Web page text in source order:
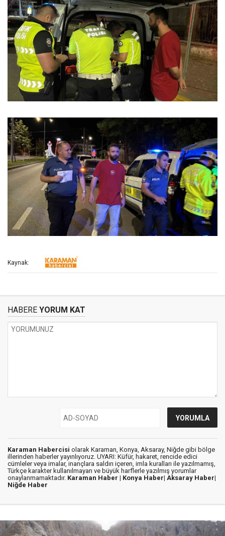
Kaynak:
HABERE YORUM KAT
Karaman Habercisi olarak Karaman, Konya, Aksaray, Niğde gibi bölge
illerinden haberler yayınlıyoruz. UYARI: Küfür, hakaret, rencide edici
cümleler veya imalar, inançlara saldırı içeren, imla kuralları ile yazılmamış,
Türkçe karakter kullanılmayan ve büyük harflerle yazılmış yorumlar
onaylanmamaktadır. Karaman Haber | Konya Haber| Aksaray Haber|
Niğde Haber